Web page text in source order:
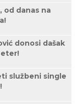
od danas na
donosi dašak
službeni single